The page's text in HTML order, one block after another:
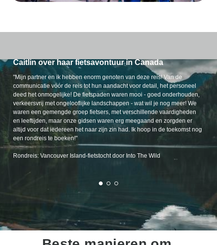
Caitlin over haar fietsavontuur in Canada
"Mijn partner en ik hebben enorm genoten van deze reis! Van de
communicatie vóór de reis tot hun aandacht voor detail, het personeel
deed het onmogelijke! De fietspaden waren mooi - goed onderhouden,
verkeersvrij met ongelooflijke landschappen - wat wil je nog meer! We
waren een gemengde groep fietsers, met verschillende vaardigheden
en leeftijden, maar onze gidsen waren erg meegaand en zorgden er
altijd voor dat iedereen het naar zijn zin had. Ik hoop in de toekomst nog
een rondreis te boeken!"
Rondreis: Vancouver Island-fietstocht door Into The Wild